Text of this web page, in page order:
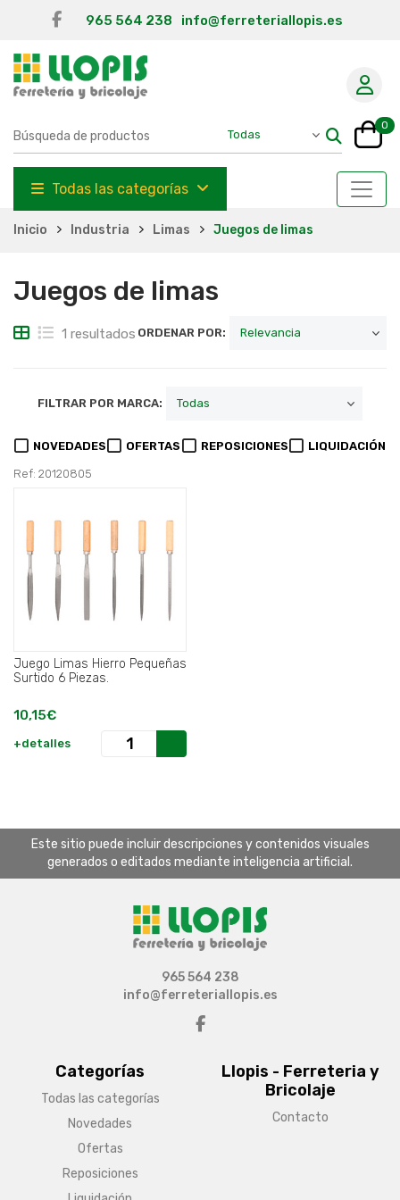
965 564 238 info@ferreteriallopis.es
0
Todas las categorías
Inicio Industria Limas Juegos de limas
Juegos de limas
1 resultados ORDENAR POR:
FILTRAR POR MARCA:
NOVEDADES OFERTAS REPOSICIONES LIQUIDACIÓN
Ref: 20120805
Juego Limas Hierro Pequeñas
Surtido 6 Piezas.
10,15€
+detalles
Este sitio puede incluir descripciones y contenidos visuales
generados o editados mediante inteligencia artificial.
Categorías
Todas las categorías
Novedades
Ofertas
Reposiciones
Llopis - Ferreteria y
Bricolaje
Contacto
965 564 238
info@ferreteriallopis.es